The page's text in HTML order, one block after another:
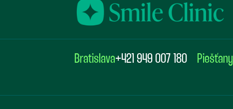
Bratislava+421 949 007 180 Piešťany